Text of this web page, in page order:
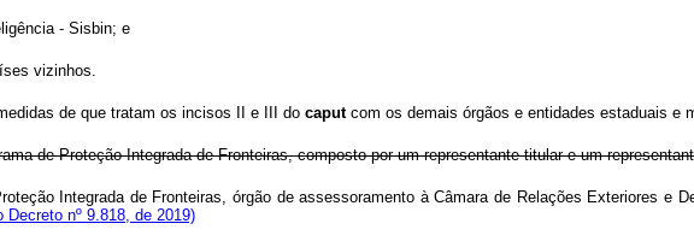
- Sisbin; e
vizinhos.
de que tratam os incisos II e III do caputcom os demais órgãos e entidades
de Proteção Integrada de Fronteiras, composto por um representante titular e um
Integrada de Fronteiras, órgão de assessoramento à Câmara de Relações Exteriores e
Decreto nº 9.818, de 2019)